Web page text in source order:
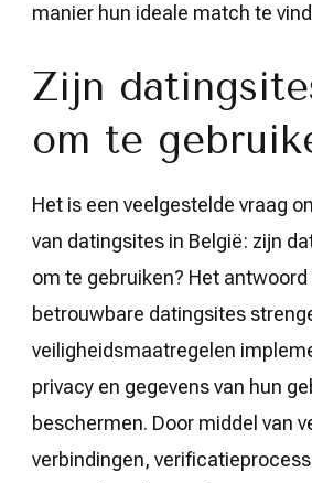
manier hun ideale match te
Zijn
om te
Het is een veelgestelde vraag
van datingsites in België: zijn
om te gebruiken? Het antwoord
betrouwbare datingsites
veiligheidsmaatregelen
privacy en gegevens van hun
beschermen. Door middel van
verbindingen,